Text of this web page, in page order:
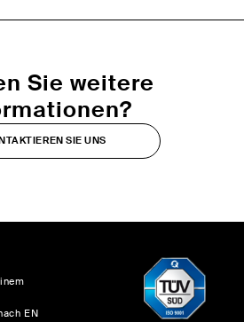
Sie weitere
SIE UNS
EN